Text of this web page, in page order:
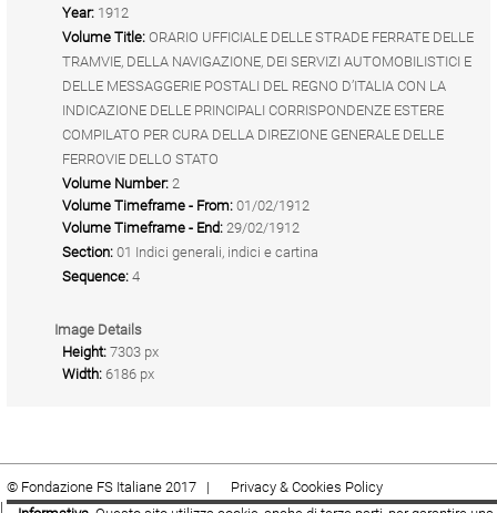
Year: 1912
Volume Title: ORARIO UFFICIALE DELLE STRADE FERRATE DELLE
TRAMVIE, DELLA NAVIGAZIONE, DEI SERVIZI AUTOMOBILISTICI E
DELLE MESSAGGERIE POSTALI DEL REGNO D’ITALIA CON LA
INDICAZIONE DELLE PRINCIPALI CORRISPONDENZE ESTERE
COMPILATO PER CURA DELLA DIREZIONE GENERALE DELLE
FERROVIE DELLO STATO
Volume Number: 2
Volume Timeframe - From: 01/02/1912
Volume Timeframe - End: 29/02/1912
Section: 01 Indici generali, indici e cartina
Sequence: 4
Image Details
Height: 7303 px
Width: 6186 px
© Fondazione FS Italiane 2017 |
Privacy & Cookies Policy
|Cookie|Termini e condizioni